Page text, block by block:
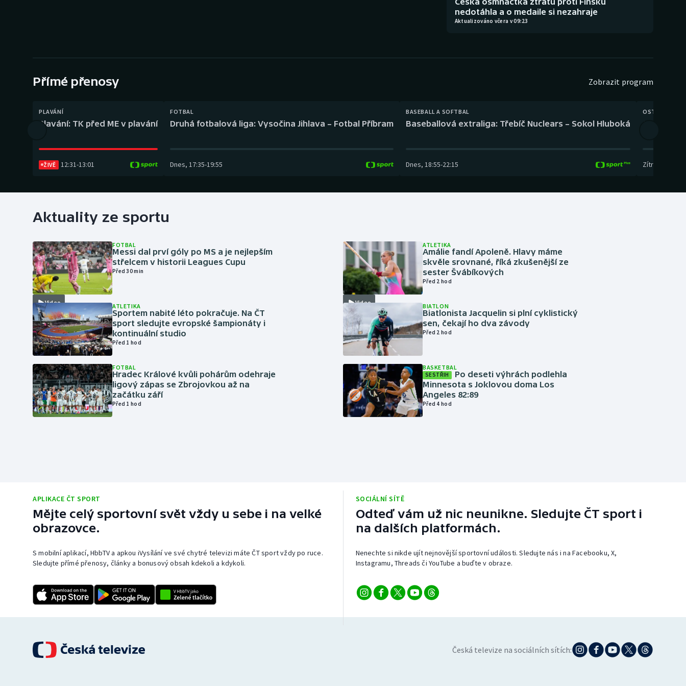
Gymnastika Plážový volejbal
nedotáhla a o medaile si nezahraje
Aktualizováno včera v 09:23
Přímé přenosy Zobrazit program
PLAVÁNÍ
Plavání: TK před ME v plavání
ŽIVĚ 12:31-13:01
FOTBAL
Druhá fotbalová liga: Vysočina Jihlava – Fotbal Příbram
Dnes, 17:35-19:55
BASEBALL A SOFTBAL
Baseballová extraliga: Třebíč Nuclears – Sokol Hluboká
Dnes, 18:55-22:15
OSTATNÍ
Zítra
Aktuality ze sportu
Video
FOTBAL
Messi dal prví góly po MS a je nejlepším
střelcem v historii Leagues Cupu
Před 30 min
ATLETIKA
Sportem nabité léto pokračuje. Na ČT
sport sledujte evropské šampionáty i
kontinuální studio
Před 1 hod
FOTBAL
Hradec Králové kvůli pohárům odehraje
ligový zápas se Zbrojovkou až na
začátku září
Před 1 hod
Video
ATLETIKA
Amálie fandí Apoleně. Hlavy máme
skvěle srovnané, říká zkušenější ze
sester Švábíkových
Před 2 hod
BIATLON
Biatlonista Jacquelin si plní cyklistický
sen, čekají ho dva závody
Před 2 hod
BASKETBAL
SESTŘIH
Po deseti výhrách podlehla
Minnesota s Joklovou doma Los
Angeles 82:89
Před 4 hod
APLIKACE ČT SPORT
Mějte celý sportovní svět vždy u sebe i na velké
obrazovce.
S mobilní aplikací, HbbTV a apkou iVysílání ve své chytré televizi máte ČT sport vždy po ruce.
Sledujte přímé přenosy, články a bonusový obsah kdekoli a kdykoli.
SOCIÁLNÍ SÍTĚ
Odteď vám už nic neunikne. Sledujte ČT sport i
na dalších platformách.
Nenechte si nikde ujít nejnovější sportovní události. Sledujte nás i na Facebooku, X,
Instagramu, Threads či YouTube a buďte v obraze.
Česká televize na sociálních sítích: